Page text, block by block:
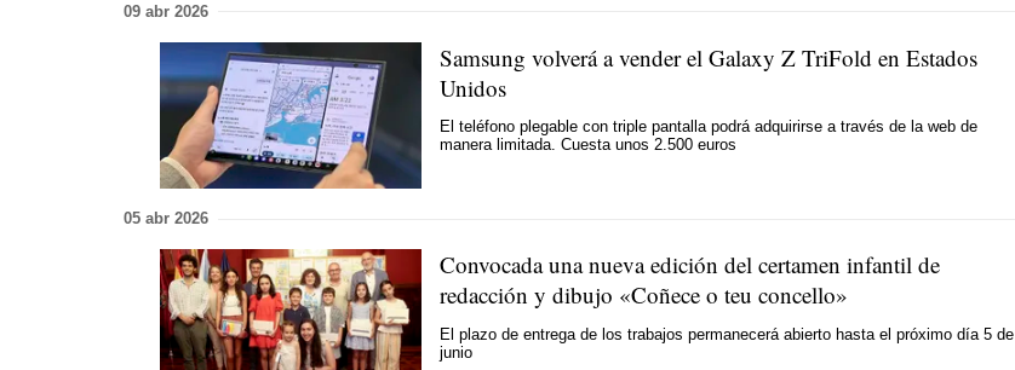
09 abr 2026
Samsung volverá a vender el Galaxy Z TriFold en Estados
Unidos
El teléfono plegable con triple pantalla podrá adquirirse a través de la web de
manera limitada. Cuesta unos 2.500 euros
05 abr 2026
Convocada una nueva edición del certamen infantil de
redacción y dibujo «Coñece o teu concello»
El plazo de entrega de los trabajos permanecerá abierto hasta el próximo día 5 de
junio